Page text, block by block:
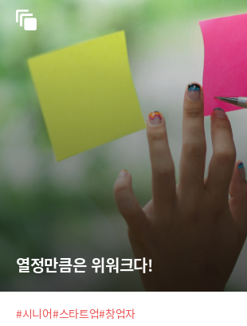
열정만큼은 위워크다!
#시니어#스타트업#창업자